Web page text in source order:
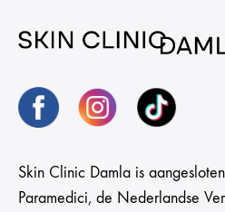
Skin Clinic Damla is
Paramedici, de Nederlandse